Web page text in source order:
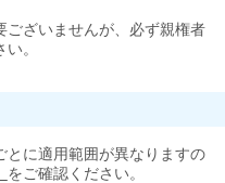
ございませんが、必ず親権者
。
とに適用範囲が異なりますの
をご確認ください。